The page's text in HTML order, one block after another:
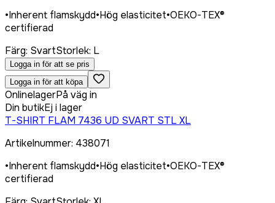
•Inherent flamskydd•Hög elasticitet•OEKO-TEX®
certifierad
Färg: SvartStorlek: L
Logga in för att se pris
Logga in för att köpa
OnlinelagerPå väg in
Din butikEj i lager
T-SHIRT FLAM 7436 UD SVART STL XL
Artikelnummer: 438071
•Inherent flamskydd•Hög elasticitet•OEKO-TEX®
certifierad